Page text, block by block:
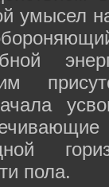
умысел
пола.